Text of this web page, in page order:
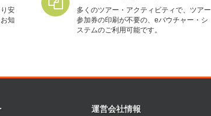
安
知
多くのツアー・アクティビティで、ツアー
参加券の印刷が不要の、eバウチャー・シ
ステムのご利用可能です。
運営会社情報